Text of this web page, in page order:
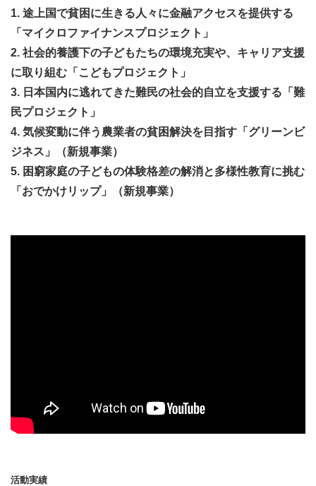
不安だった気持ちが解消され、自信を持って就活をするこ
に思ったことを質問すると、どうするべきか教えてくださ
り、検索してもわからないことなど、皆さんのサポートが
なかったらどうなっていたんだろうと、本当に感謝しかあ
もアドバイスくださり、受かるためだけのテクニックとい
うわけではなく、自分の人生を考えた上で仕事を選ぶとい
うこともサポートしたいただきました。（エンタメ系の企
業に内定）
です。オンラインだけではなく、参加可能なメンバーが、
東京都内のオフィスに集合して対面でのミーティングやイ
1. 途上国で貧困に生きる人々に金融アクセスを提供する
「マイクロファイナンスプロジェクト」
2. 社会的養護下の子どもたちの環境充実や、キャリア支援
に取り組む 「こどもプロジェクト」
3. 日本国内に逃れてきた難民の社会的自立を支援する「難
民プロジェクト」
4. 気候変動に伴う農業者の貧困解決を目指す「グリーンビ
ジネス」（新規事業）
5. 困窮家庭の子どもの体験格差の解消と多様性教育に挑む
「おでかけリップ」（新規事業）
活動実績